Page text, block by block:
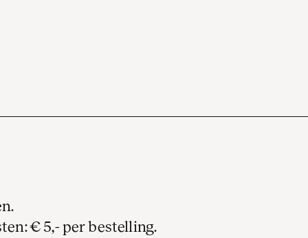
€ 5,- per bestelling.